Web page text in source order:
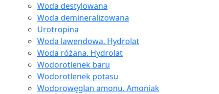
Woda destylowana
Woda demineralizowana
Urotropina
Woda lawendowa. Hydrolat
Woda różana. Hydrolat
Wodorotlenek baru
Wodorotlenek potasu
Wodorowęglan amonu. Amoniak